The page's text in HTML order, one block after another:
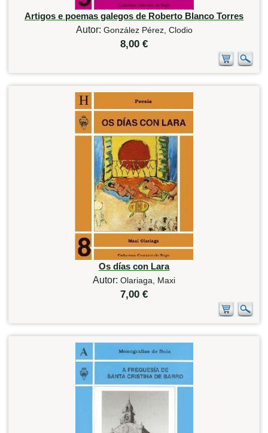
Artigos e poemas galegos de Roberto Blanco Torres
Autor: González Pérez, Clodio
8,00 €
Os días con Lara
Autor: Olariaga, Maxi
7,00 €